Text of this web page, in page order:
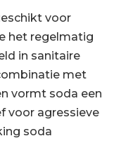
voor
het regelmatig
in sanitaire
met
vormt soda een
voor agressieve
soda